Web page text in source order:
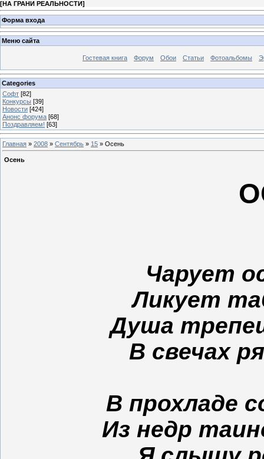
[НА ГРАНИ РЕАЛЬНОСТИ]
Форма входа
Меню сайта
Гостевая книга Форум Обои Статьи Фотоальбомы
Categories
Софт [82]
Конкурсы [39]
Новости [424]
Анонс форума [68]
Поздравляем! [63]
Главная » 2008 » Сентябрь » 15 » Осень
Осень
Чарует
Ликует
Душа
В свечах
В прохладе
Из недр